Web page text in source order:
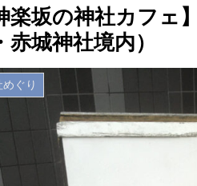
楽坂の神社カフ
赤城神社境内）
ぐり